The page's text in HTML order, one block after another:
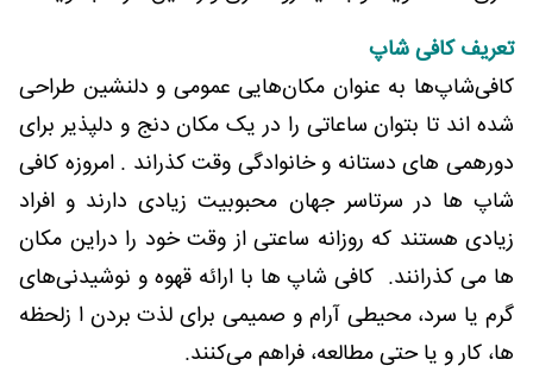
تعریف کافی شاپ
کافی‌شاپ‌ها به عنوان مکان‌هایی عمومی و دلنشین طراحی
شده اند تا بتوان ساعاتی را در یک مکان دنج و دلپذیر برای
دورهمی های دستانه و خانوادگی وقت کذراند . امروزه کافی
شاپ ها در سرتاسر جهان محبوبیت زیادی دارند و افراد
زیادی هستند که روزانه ساعتی از وقت خود را دراین مکان
ها می کذرانند. کافی شاپ ها با ارائه قهوه و نوشیدنی‌های
گرم یا سرد، محیطی آرام و صمیمی برای لذت بردن ا زلحظه
ها، کار و یا حتی مطالعه، فراهم می‌کنند.